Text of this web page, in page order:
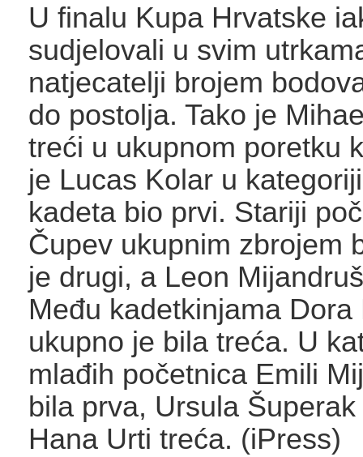
U finalu Kupa Hrvatske
sudjelovali u svim
natjecatelji brojem
do postolja. Tako je
treći u ukupnom poretku
je Lucas Kolar u
kadeta bio prvi. Stariji
Čupev ukupnim zbrojem
je drugi, a Leon
Među kadetkinjama Dora
ukupno je bila treća. U
mlađih početnica Emili
bila prva, Ursula
Hana Urti treća. (iPress)